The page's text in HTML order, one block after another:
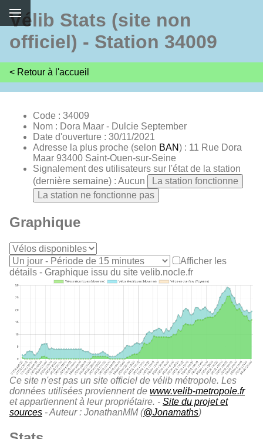
Vélib Stats (site non
officiel) - Station 34009
< Retour à l'accueil
Code : 34009
Nom : Dora Maar - Dulcie September
Date d'ouverture : 30/11/2021
Adresse la plus proche (selon BAN) : 11 Rue Dora
Maar 93400 Saint-Ouen-sur-Seine
Signalement des utilisateurs sur l'état de la station
(dernière semaine) : Aucun
La station fonctionne
La station ne fonctionne pas
Graphique
Afficher les
détails - Graphique issu du site velib.nocle.fr
Ce site n'est pas un site officiel de vélib métropole. Les
données utilisées proviennent de www.velib-metropole.fr
et appartiennent à leur propriétaire. - Site du projet et
sources - Auteur : JonathanMM (@Jonamaths)